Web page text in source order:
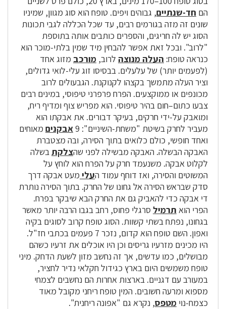
הם חד-שנתיים, גבוהים ויפים. טופח הוא סוג מגוון, שמיניו
שונים זה מזה בגורמים רבים, עד שכל הכללה לגבי תכונות
הסוג יש לה חריגים, והספרים כותבים אותה בתוספת
"לרוב". ובכל זאת אפשר להבחין מיד שמין בלתי-מוכר הוא
כנראה טופח: העלה מנוצה לרוב, מורכב מזוג אחד
(לפעמים יותר) של עלעלים. בבסיסו זוג עלי-לואי גדולים,
וציר העלה מתמשך בקצהו לקנוקנת. הגבעולים לרוב
מכונפים או ממוקצעים. הפרח פרפרני טיפוסי, במינים רבים
צבעו כתום–חום בהיר טיפוסי. הוא מפריש צוף ומדיף ריח,
ומואבק על-ידי חרקים, בעיקר דבורים. את אבקתו הוא
מעביר לחרק בשיטת "משחת-השיניים": 9
אבקנים מאוחים
ואחד חופשי, כולם כלואים בתוך הסירה, ובה מצטברת
האבקה הבשלה. האבקה מבשילה לפני שהצלקתבשלה
לקלוט אבקה. משנעמד חרק על הפרח הוא לוחץ על
המשוטים והסירה, ואז דוחף עמוד העלי מעט אבקה דרך
סדק שבראש הסירה אל גחונו של החרק. בתוך הסירה נותרת
די אבקה כדי להאביק גם את החרק הבא שיבקר בפרח.
הפרי הוא תרמיל סרגלי פחוס, רחב בגבו הרבה יותר מאשר
בגחונו, נפתח בשתי קשוות. הסוג טופח קרוב לסוגים בקיה
ואפון. השם טופח הוא קדום, נזכר 7 פעמים בכתבי חז"ל.
היו מכינים מזרעיו גריסים וכן היו אוכלים את זרעיו כשהם
מבושלים, כמו עדשים, אך זה נחשב מזון לשעת הדחק. מיני
טופח משמשים היום בארץ כגידול חקלאי נדיר לחציר,
במעורב עם דגניים. בארצות אחרות הם נחשבים לצמחי
מספוא ומרעה חשובים. המין טופח ריחני מקובל מאוד
כצמח-נוי מטפס, נקרא גם "אפונה ריחנית".